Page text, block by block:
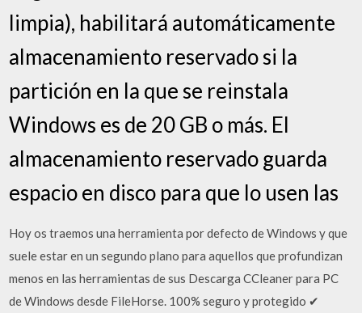
limpia), habilitará automáticamente
almacenamiento reservado si la
partición en la que se reinstala
Windows es de 20 GB o más. El
almacenamiento reservado guarda
espacio en disco para que lo usen las
Hoy os traemos una herramienta por defecto de Windows y que
suele estar en un segundo plano para aquellos que profundizan
menos en las herramientas de sus Descarga CCleaner para PC
de Windows desde FileHorse. 100% seguro y protegido ✔